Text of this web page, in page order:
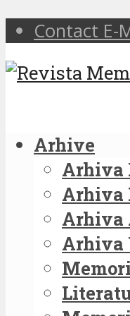
Contact E-
Arhive
Arhiva
Arhiva
Arhiva
Arhiva